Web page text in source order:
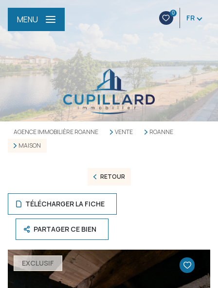
0
FR
MENU
AGENCE IMMOBILIÈRE ROANNE VENTE
ROANNE
MAISON
RETOUR
TÉLÉCHARGER LA FICHE
PARTAGER CE BIEN
EXCLUSIF